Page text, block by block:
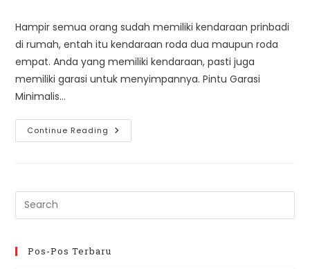
Hampir semua orang sudah memiliki kendaraan prinbadi
di rumah, entah itu kendaraan roda dua maupun roda
empat. Anda yang memiliki kendaraan, pasti juga
memiliki garasi untuk menyimpannya. Pintu Garasi
Minimalis…
Continue Reading Pintu
Garasi
Terbaik
Pos-Pos Terbaru